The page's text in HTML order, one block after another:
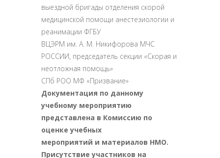
выездной бригады отделения скорой
медицинской помощи анестезиологии и
реанимации ФГБУ
ВЦЭРМ им. А. М. Никифорова МЧС
РОССИИ, председатель секции «Скорая и
неотложная помощь»
СПб РОО МФ «Призвание»
Документация по данному
учебному мероприятию
представлена в Комиссию по
оценке учебных
мероприятий и материалов НМО.
Присутствие участников на